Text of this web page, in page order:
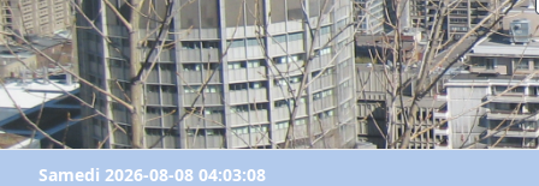
Samedi 2026-08-08 04:03:08